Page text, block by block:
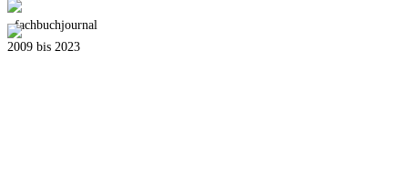
fachbuchjournal
2009 bis 2023